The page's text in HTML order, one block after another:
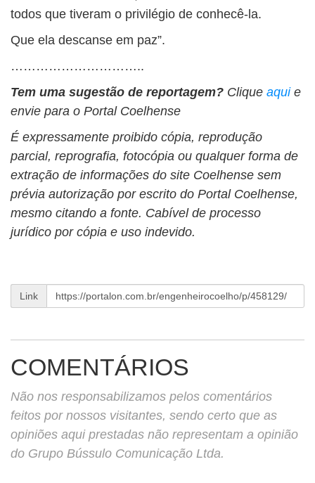
todos que tiveram o privilégio de conhecê-la.
Que ela descanse em paz”.
…………………………..
Tem uma sugestão de reportagem? Clique aqui e
envie para o Portal Coelhense
É expressamente proibido cópia, reprodução
parcial, reprografia, fotocópia ou qualquer forma de
extração de informações do site Coelhense sem
prévia autorização por escrito do Portal Coelhense,
mesmo citando a fonte. Cabível de processo
jurídico por cópia e uso indevido.
Link
COMENTÁRIOS
Não nos responsabilizamos pelos comentários
feitos por nossos visitantes, sendo certo que as
opiniões aqui prestadas não representam a opinião
do Grupo Bússulo Comunicação Ltda.